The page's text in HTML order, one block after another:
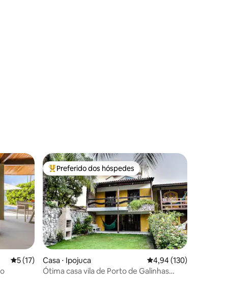
hóspedes
5 de uma avaliação média de 5, 17 avaliações
5 (17)
Entre os melhores preferidos dos hóspedes
Preferido dos hóspedes
Casa ⋅ Ipojuca 4,94 de uma avaliação
4,94 (130)
Ótima casa vila de Porto de Galinhas